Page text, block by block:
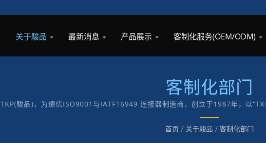
关于駿品 最新消息 产品展示 客制化服务(OEM/ODM)
客制化部门
TKP(駿品)，为绩优ISO9001与IATF16949 连接器制造商，创立于1987年，以
首页 / 关于駿品 / 客制化部门